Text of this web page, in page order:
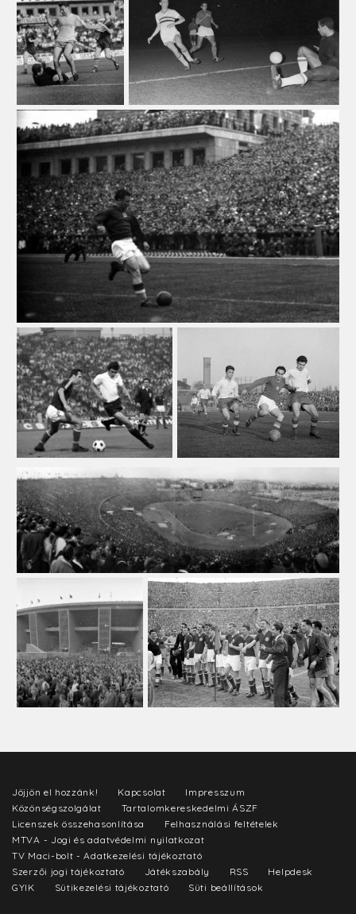
Jöjjön el hozzánk! Kapcsolat
Impresszum
Közönségszolgálat
Tartalomkereskedelmi ÁSZF
Licenszek összehasonlítása
Felhasználási feltételek
MTVA - Jogi és adatvédelmi nyilatkozat
TV Maci-bolt - Adatkezelési tájékoztató
Szerzői jogi tájékoztató
Játékszabály RSS
Helpdesk
GYIK
Sütikezelési tájékoztató Süti beállítások